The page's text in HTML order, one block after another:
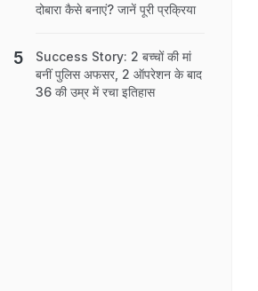
दोबारा कैसे बनाएं? जानें पूरी प्रक्रिया
Success Story: 2 बच्चों की मां
बनीं पुल‍िस अफसर, 2 ऑपरेशन के बाद
36 की उम्र में रचा इतिहास